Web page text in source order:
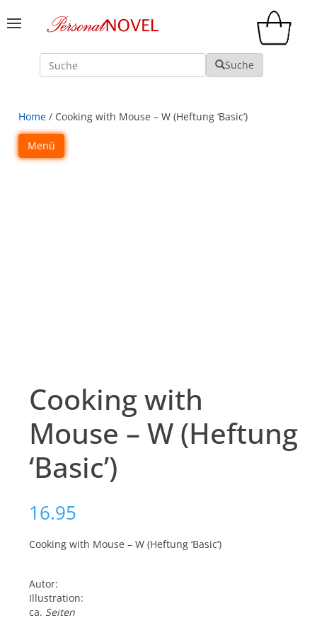
Suche Suche
Home / Cooking with Mouse – W (Heftung ‘Basic’)
Menü
Cooking with
Mouse – W (Heftung
‘Basic’)
16.95
Cooking with Mouse – W (Heftung ‘Basic’)
Autor:
Illustration:
ca. Seiten